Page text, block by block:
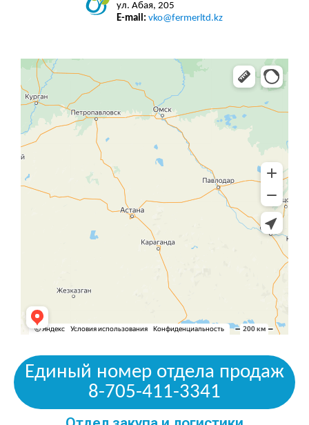
ул. Абая, 205
E-mail: vko@fermerltd.kz
Единый номер отдела продаж
8-705-411-3341